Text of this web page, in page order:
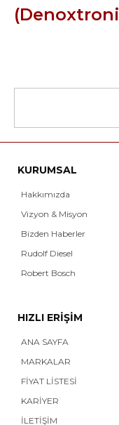
KURUMSAL
Hakkımızda
Vizyon & Misyon
Bizden Haberler
Rudolf Diesel
Robert Bosch
HIZLI ERİŞİM
ANA SAYFA
MARKALAR
FİYAT LİSTESİ
KARİYER
İLETİŞİM